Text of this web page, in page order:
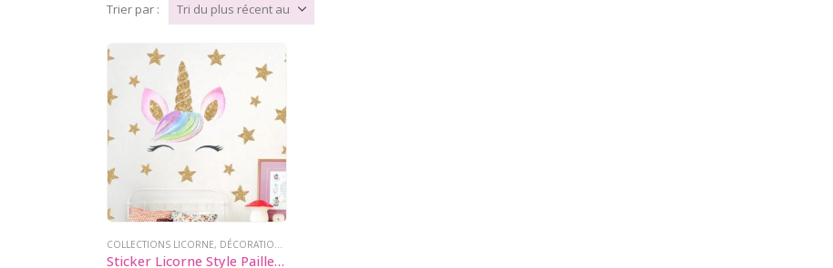
Trier par :
COLLECTIONS LICORNE, DÉCORATION LICORNE
Sticker Licorne Style Paillettes